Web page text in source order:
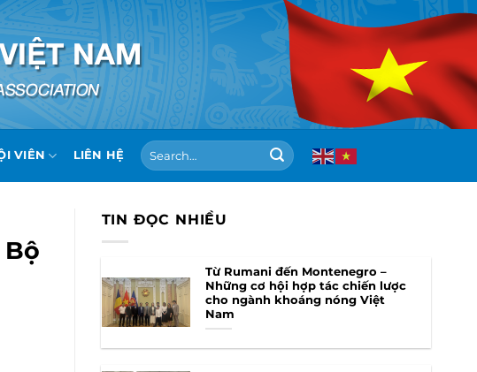
VIÊN LIÊN HỆ
TIN ĐỌC NHIỀU
Từ Rumani đến Montenegro –
Những cơ hội hợp tác chiến lược
cho ngành khoáng nóng Việt
Nam